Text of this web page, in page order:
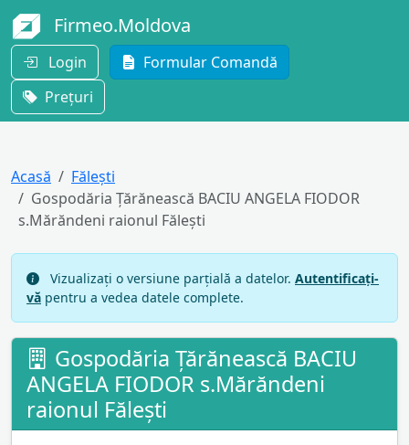
Firmeo.Moldova
Login
Formular Comandă
Prețuri
Acasă
Fălești
Gospodăria Ţărănească BACIU ANGELA FIODOR
s.Mărăndeni raionul Făleşti
Vizualizați o versiune parțială a datelor. Autentificați-
vă pentru a vedea datele complete.
Gospodăria Ţărănească BACIU
ANGELA FIODOR s.Mărăndeni
raionul Făleşti